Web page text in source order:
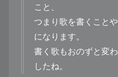
こと、
つまり歌を書くこと
になります。
書く歌もおのずと変
したね。